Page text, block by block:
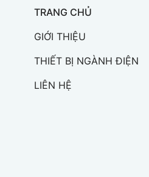
TRANG CHỦ
GIỚI THIỆU
THIẾT BỊ NGÀNH ĐIỆN
LIÊN HỆ